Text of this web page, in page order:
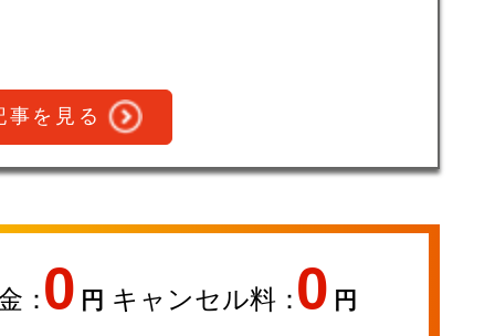
事を見る
：0 円 キャンセル料：0 円